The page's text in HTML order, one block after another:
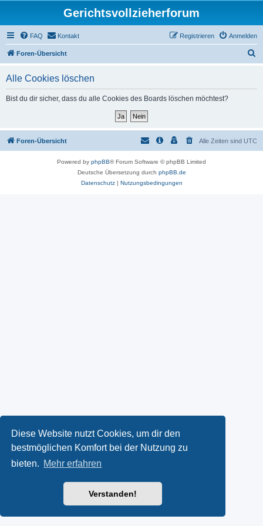
Diese Website nutzt Cookies, um dir den
bestmöglichen Komfort bei der Nutzung zu
bieten. Mehr erfahren
Verstanden!
Gerichtsvollzieherforum
FAQ Kontakt Anmelden
Registrieren
Foren-Übersicht
Alle Cookies löschen
Bist du dir sicher, dass du alle Cookies des Boards löschen möchtest?
Foren-Übersicht Alle Zeiten sind UTC
Powered by phpBB® Forum Software © phpBB Limited
Deutsche Übersetzung durch phpBB.de
Datenschutz| Nutzungsbedingungen